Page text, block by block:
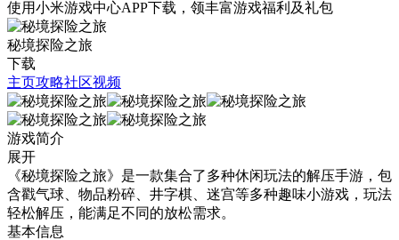
使用小米游戏中心APP下载 ，领丰富游戏福利 及礼包
秘境探险之旅
下载
主页攻略社区视频
游戏简介
展开
《秘境探险之旅》是一款集合了多种休闲玩法的解压手游，包
含戳气球、物品粉碎、井字棋、迷宫等多种趣味小游戏，玩法
轻松解压，能满足不同的放松需求。
基本信息